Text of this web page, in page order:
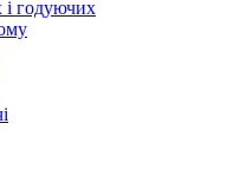
і годуючих